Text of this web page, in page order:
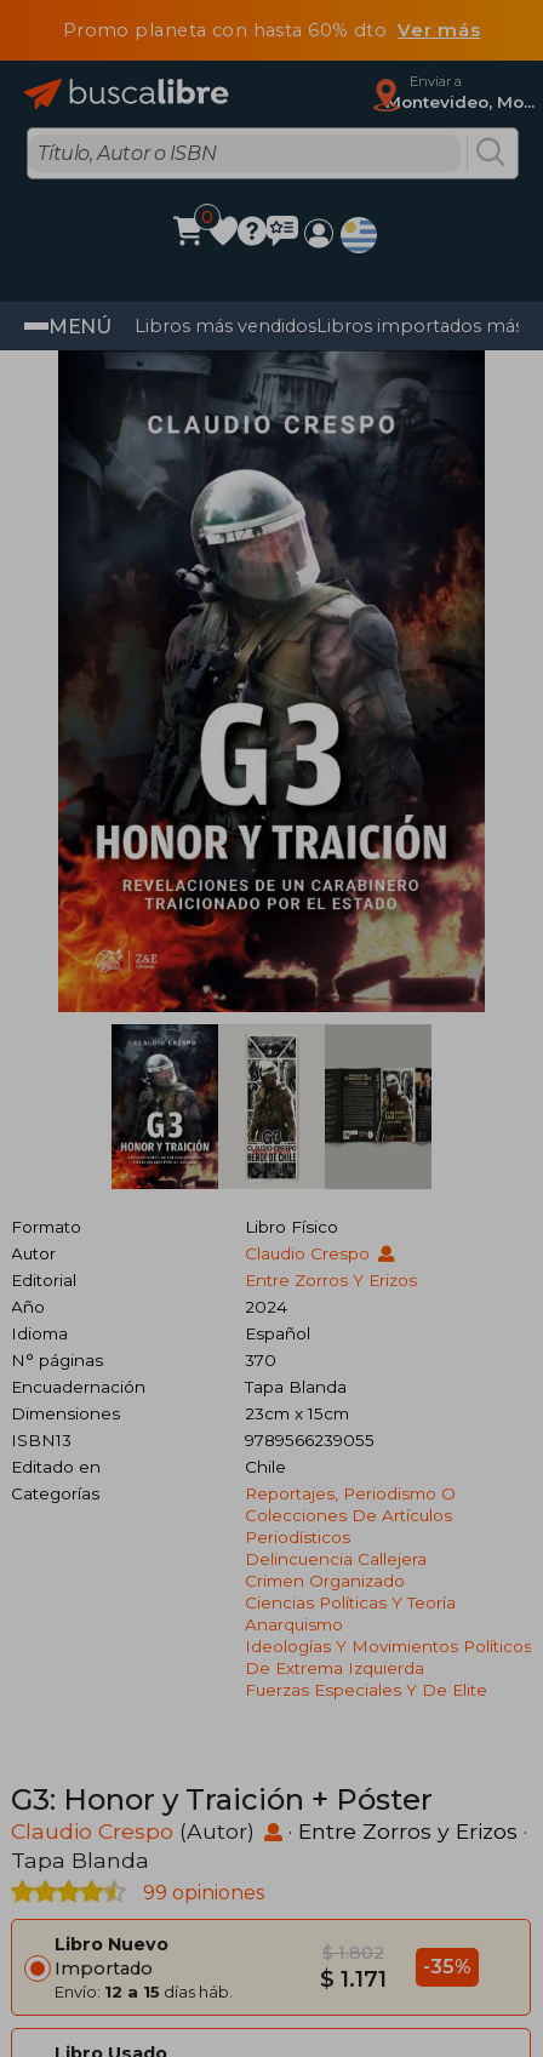
Promo planeta con hasta 60% dtoVer más
Enviar a
Montevideo, Montevideo
0
MENÚ Libros más vendidosLibros importados más
Formato
Libro Físico
Autor
Claudio Crespo
Editorial
Entre Zorros Y Erizos
Año
2024
Idioma
Español
N° páginas
370
Encuadernación
Tapa Blanda
Dimensiones
23cm x 15cm
ISBN13
9789566239055
Editado en
Chile
Categorías
Reportajes, Periodismo O
Colecciones De Artículos
Periodísticos
Delincuencia Callejera
Crimen Organizado
Ciencias Políticas Y Teoría
Anarquismo
Ideologías Y Movimientos Políticos
De Extrema Izquierda
Fuerzas Especiales Y De Elite
G3: Honor y Traición + Póster
Claudio Crespo (Autor) · Entre Zorros y Erizos ·
Tapa Blanda
99 opiniones
Libro Nuevo
Importado
Envío: 12 a 15 días háb.
$ 1.802
$ 1.171 -35%